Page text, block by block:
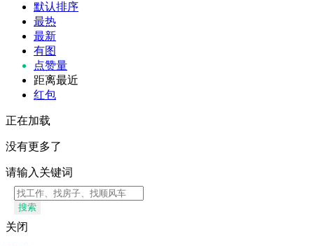
默认排序
最热
最新
有图
点赞量
距离最近
红包
正在加载
没有更多了
请输入关键词
搜索
关闭